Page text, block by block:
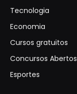
Tecnologia
Economia
Cursos gratuitos
Concursos Abertos
Esportes